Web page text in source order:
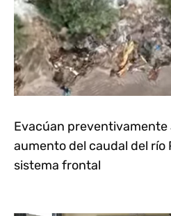
Evacúan preventivamente
aumento del caudal del río
sistema frontal